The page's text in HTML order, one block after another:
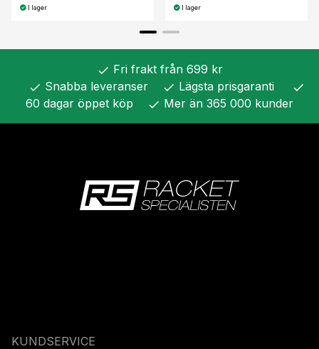
I lager I lager
check Fri frakt från 699 kr
check Snabba leveranser check Lägsta prisgaranti check
60 dagar öppet köp check Mer än 365 000 kunder
KUNDSERVICE